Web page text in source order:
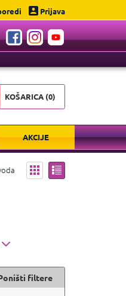
Prijava
KOŠARICA (0)
AKCIJE
u
filtere